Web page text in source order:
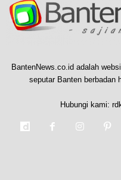
BantenNews.co.id adalah
seputar Banten berbadan
Hubungi kami: